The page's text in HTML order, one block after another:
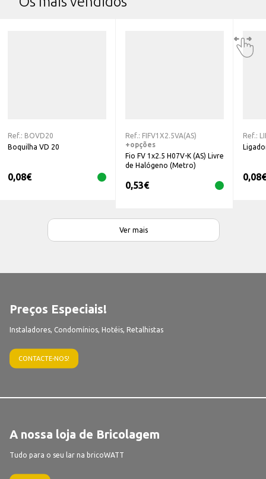
Ref.: BOVD20
Boquilha VD 20
0,08€
Ref.: FIFV1X2.5VA(AS)
+opções
Fio FV 1x2.5 H07V-K (AS) Livre
de Halógeno (Metro)
0,53€
Ref.:
0,08€
Ver mais
Preços Especiais!
Instaladores, Condomínios, Hotéis, Retalhistas
CONTACTE-NOS!
A nossa loja de Bricolagem
Tudo para o seu lar na bricoWATT